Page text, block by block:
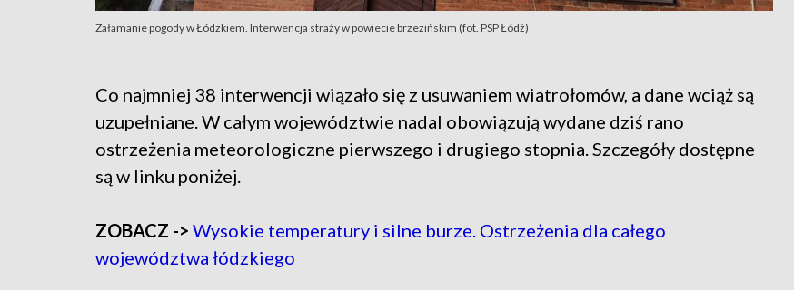
Załamanie pogody w Łódzkiem. Interwencja straży w powiecie brzezińskim (fot. PSP Łódź)
Co najmniej 38 interwencji wiązało się z usuwaniem wiatrołomów, a dane wciąż są
uzupełniane. W całym województwie nadal obowiązują wydane dziś rano
ostrzeżenia meteorologiczne pierwszego i drugiego stopnia. Szczegóły dostępne
są w linku poniżej.
ZOBACZ -> Wysokie temperatury i silne burze. Ostrzeżenia dla całego
województwa łódzkiego